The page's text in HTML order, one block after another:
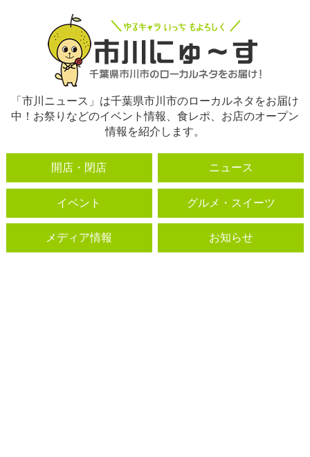
「市川ニュース」は千葉県市川市のローカルネタをお届け
中！お祭りなどのイベント情報、食レポ、お店のオープン
情報を紹介します。
開店・閉店 ニュース
イベント グルメ・スイーツ
メディア情報 お知らせ